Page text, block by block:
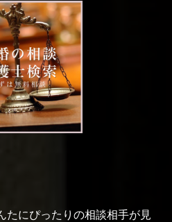
たにぴったりの相談相手が見